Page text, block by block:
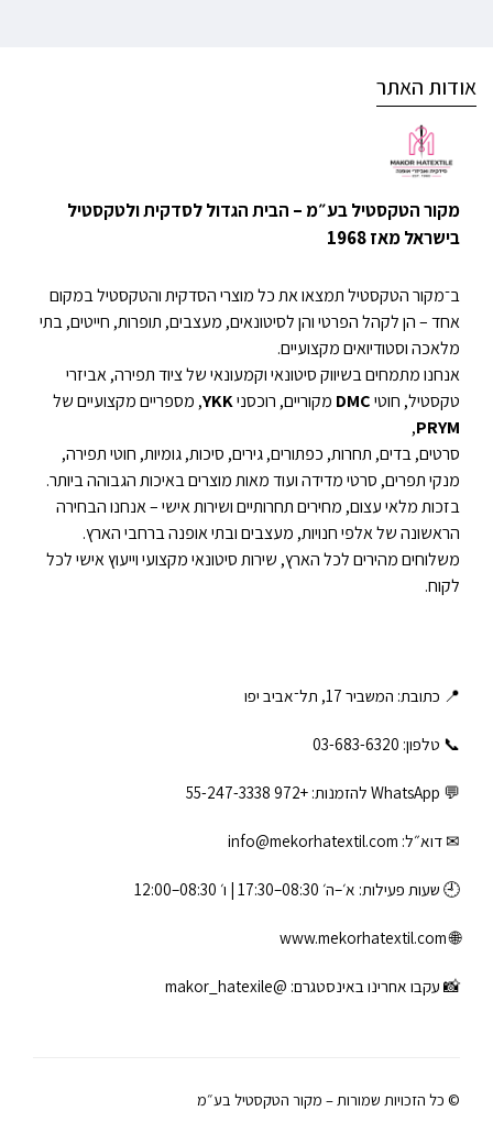
אודות האתר
מקור הטקסטיל בע״מ – הבית הגדול לסדקית ולטקסטיל
בישראל מאז 1968
ב־מקור הטקסטיל תמצאו את כל מוצרי הסדקית והטקסטיל במקום
אחד – הן לקהל הפרטי והן לסיטונאים, מעצבים, תופרות, חייטים, בתי
מלאכה וסטודיואים מקצועיים.
אנחנו מתמחים בשיווק סיטונאי וקמעונאי של ציוד תפירה, אביזרי
טקסטיל, חוטיDMC מקוריים, רוכסניYKK, מספריים מקצועיים של
PRYM
,
סרטים, בדים, תחרות, כפתורים, גירים, סיכות, גומיות, חוטי תפירה,
מנקי תפרים, סרטי מדידה ועוד מאות מוצרים באיכות הגבוהה ביותר.
בזכות מלאי עצום, מחירים תחרותיים ושירות אישי – אנחנו הבחירה
הראשונה של אלפי חנויות, מעצבים ובתי אופנה ברחבי הארץ.
משלוחים מהירים לכל הארץ, שירות סיטונאי מקצועי וייעוץ אישי לכל
לקוח.
📍 כתובת: המשביר 17, תל־אביב יפו
📞 טלפון: ‎03-683-6320
💬 WhatsApp להזמנות: +972 55-247-3338
✉ דוא״ל: info@mekorhatextil.com
🕘 שעות פעילות: א׳–ה׳ 08:30–17:30 | ו׳ 08:30–12:00
🌐
www.mekorhatextil.com
📸 עקבו אחרינו באינסטגרם: @makor_hatexile
© כל הזכויות שמורות – מקור הטקסטיל בע״מ